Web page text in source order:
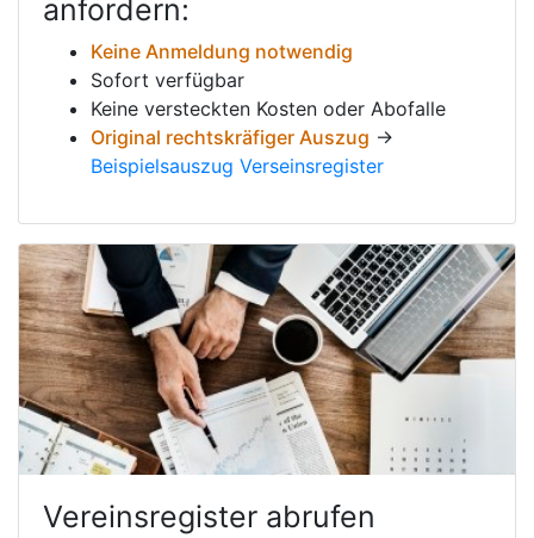
anfordern:
Keine Anmeldung notwendig
Sofort verfügbar
Keine versteckten Kosten oder Abofalle
Original rechtskräfiger Auszug →
Beispielsauszug Verseinsregister
Vereinsregister abrufen